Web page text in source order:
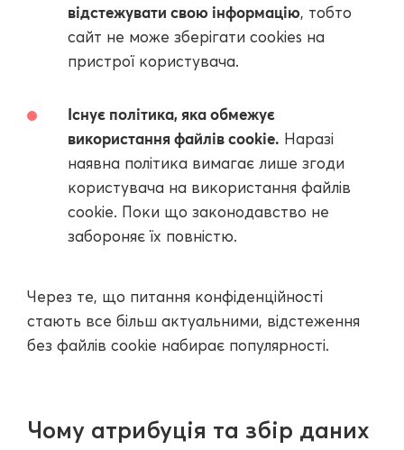
відстежувати свою інформацію, тобто
сайт не може зберігати cookies на
пристрої користувача.
Існує політика, яка обмежує
використання файлів cookie. Наразі
наявна політика вимагає лише згоди
користувача на використання файлів
cookie. Поки що законодавство не
забороняє їх повністю.
Через те, що питання конфіденційності
стають все більш актуальними, відстеження
без файлів cookie набирає популярності.
Чому атрибуція та збір даних